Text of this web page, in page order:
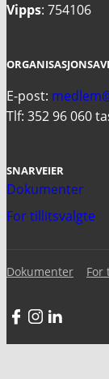
Vipps: 754106
E-post:
Tlf: 352 96 060
SNARVEIER
Dokumenter
For tillitsvalgte
Dokumenter For